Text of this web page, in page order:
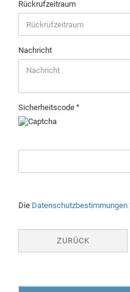
Rückrufzeitraum
Nachricht
Sicherheitscode
Die Datenschutzbestimmungen
ZURÜCK